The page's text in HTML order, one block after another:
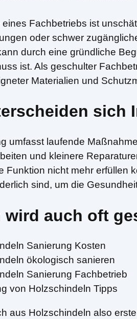
eines Fachbetriebs ist
oder schwer
durch eine gründliche
ist. Als geschulter
Materialien und
sich
umfasst laufende
und kleinere
Funktion nicht mehr erfüllen
sind, um die
wird auch oft
Sanierung Kosten
ökologisch sanieren
Sanierung Fachbetrieb
von Holzschindeln Tipps
aus Holzschindeln also